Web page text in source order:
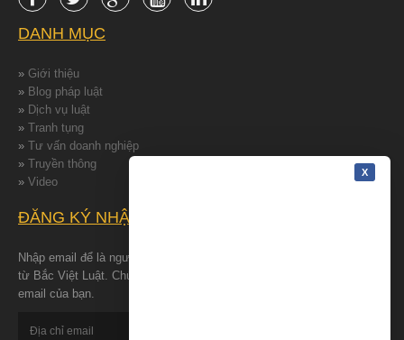
DANH MỤC
» Giới thiệu
» Blog pháp luật
» Dịch vụ luật
» Tranh tụng
» Tư vấn doanh nghiệp
» Truyền thông
» Video
ĐĂNG KÝ NHẬN TIN
Nhập email để là người đâu tiên nhận được những tin tức mới nhất
từ Bắc Việt Luật. Chúng tôi cam kết bảo đảm quyền riêng tư cho
email của bạn.